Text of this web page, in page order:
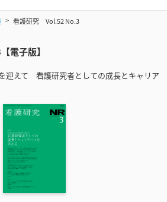
看護研究 Vol.52 No.3
電子版】
えて 看護研究者としての成長とキャリア